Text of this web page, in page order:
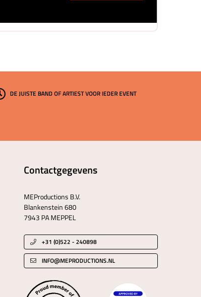
DE JUISTE BAND OF ARTIEST VOOR IEDER EVENT
Contactgegevens
MEProductions B.V.
Blankenstein 680
7943 PA MEPPEL
+31 (0)522 - 240898
INFO@MEPRODUCTIONS.NL